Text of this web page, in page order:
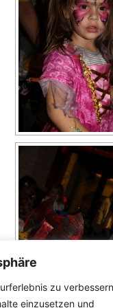
zu
einzusetzen und